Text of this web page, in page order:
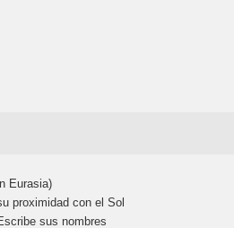
Eurasia)
proximidad con el Sol
sus nombres